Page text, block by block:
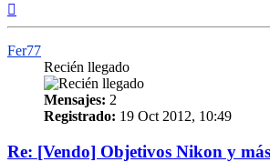
Fer77
Recién llegado
Mensajes: 2
Registrado: 19 Oct 2012, 10:49
Re: [Vendo] Objetivos Nikon y más